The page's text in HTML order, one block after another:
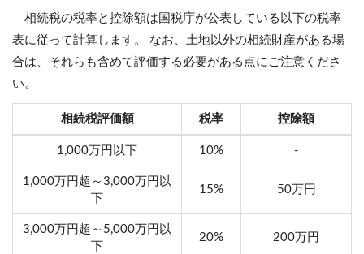
相続税の税率と控除額は国税庁が公表している以下の税率
表に従って計算します。 なお、土地以外の相続財産がある場
合は、それらも含めて評価する必要がある点にご注意くださ
い。
相続税評価額 税率 控除額
1,000万円以下 10% -
1,000万円超～3,000万円以
下
15% 50万円
3,000万円超～5,000万円以
下
20% 200万円